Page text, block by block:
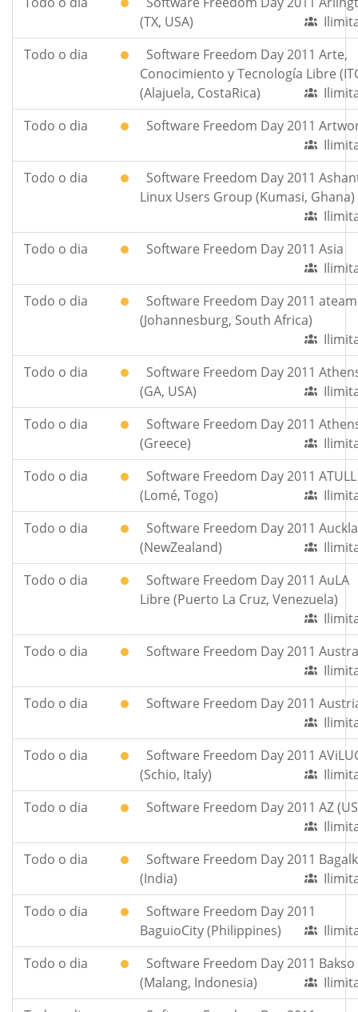
(TX, USA)
Todo o dia
Software Freedom Day 2011 Arte,
Conocimiento y Tecnología Libre
(Alajuela, CostaRica)
Todo o dia
Software Freedom Day 2011
Todo o dia
Software Freedom Day 2011
Linux Users Group (Kumasi, Ghana)
Todo o dia
Software Freedom Day 2011 Asia
Todo o dia
Software Freedom Day 2011 ateam
(Johannesburg, South Africa)
Todo o dia
Software Freedom Day 2011
(GA, USA)
Todo o dia
Software Freedom Day 2011
(Greece)
Todo o dia
Software Freedom Day 2011 ATULL
(Lomé, Togo)
Todo o dia
Software Freedom Day 2011
(NewZealand)
Todo o dia
Software Freedom Day 2011 AuLA
Libre (Puerto La Cruz, Venezuela)
Todo o dia
Software Freedom Day 2011
Todo o dia
Software Freedom Day 2011
Todo o dia
Software Freedom Day 2011
(Schio, Italy)
Todo o dia
Software Freedom Day 2011 AZ
Todo o dia
Software Freedom Day 2011
(India)
Todo o dia
Software Freedom Day 2011
BaguioCity (Philippines)
Todo o dia
Software Freedom Day 2011 Bakso
(Malang, Indonesia)